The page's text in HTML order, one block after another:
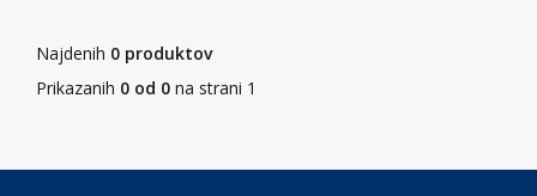
Najdenih 0 produktov
Prikazanih 0 od 0 na strani 1